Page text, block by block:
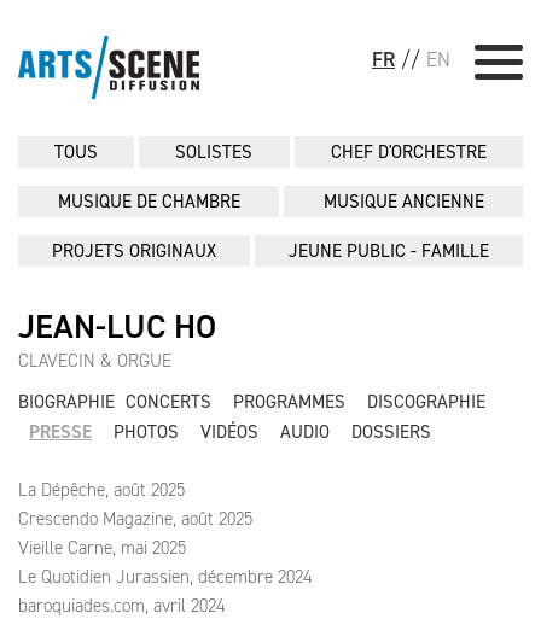
FR // EN
TOUS SOLISTES CHEF D'ORCHESTRE
MUSIQUE DE CHAMBRE MUSIQUE ANCIENNE
PROJETS ORIGINAUX JEUNE PUBLIC - FAMILLE
JEAN-LUC HO
CLAVECIN & ORGUE
BIOGRAPHIE CONCERTS PROGRAMMES
DISCOGRAPHIE
PRESSE
PHOTOS VIDÉOS AUDIO DOSSIERS
La Dépêche, août 2025
Crescendo Magazine, août 2025
Vieille Carne, mai 2025
Le Quotidien Jurassien, décembre 2024
baroquiades.com, avril 2024